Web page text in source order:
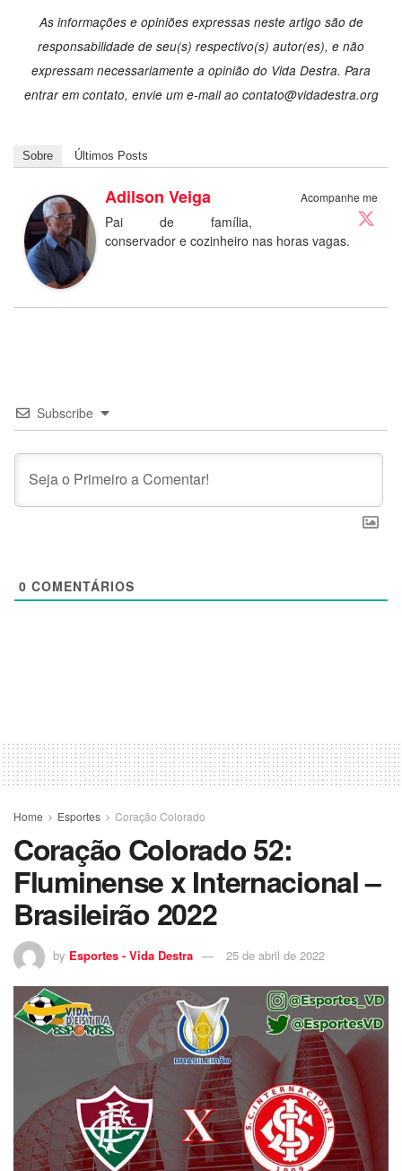
As informações e opiniões expressas neste artigo são de
responsabilidade de seu(s) respectivo(s) autor(es), e não
expressam necessariamente a opinião do Vida Destra. Para
entrar em contato, envie um e-mail ao contato@vidadestra.org
Sobre Últimos Posts
Acompanhe me
Adilson Veiga
Pai de família,
conservador e cozinheiro nas horas vagas.
Subscribe
0 COMENTÁRIOS
Home Esportes Coração Colorado
Coração Colorado 52:
Fluminense x Internacional –
Brasileirão 2022
by Esportes - Vida Destra 25 de abril de 2022